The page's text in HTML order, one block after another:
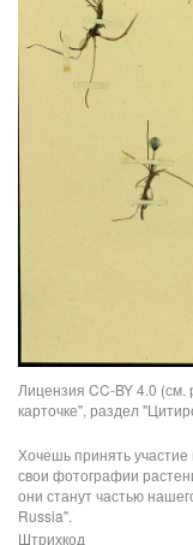
Лицензия CC-BY 4.0
карточке", раздел
Хочешь принять
свои фотографии
они станут частью
Russia".
Штрихкод